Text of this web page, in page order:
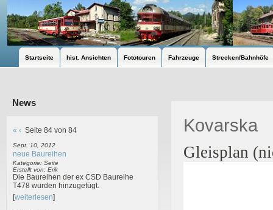
Startseite hist. Ansichten Fototouren Fahrzeuge Strecken/Bahnhöfe
News
« ‹ Seite 84 von 84
Sept. 10, 2012
neue Baureihen
Kategorie: Seite
Erstellt von: Erik
Die Baureihen der ex CSD Baureihe
T478 wurden hinzugefügt.
[weiterlesen]
Kovarska
Gleisplan